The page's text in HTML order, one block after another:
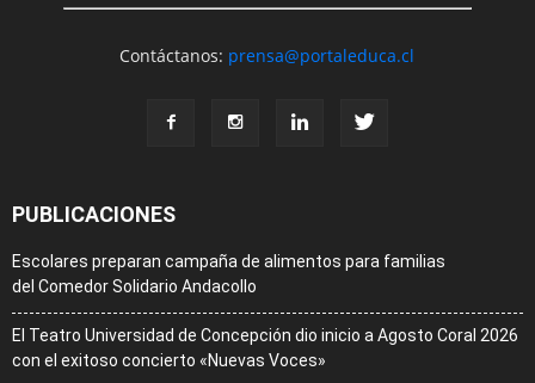
Contáctanos: prensa@portaleduca.cl
PUBLICACIONES
Escolares preparan campaña de alimentos para familias
del Comedor Solidario Andacollo
El Teatro Universidad de Concepción dio inicio a Agosto Coral 2026
con el exitoso concierto «Nuevas Voces»